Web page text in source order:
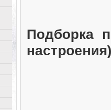
Подборка